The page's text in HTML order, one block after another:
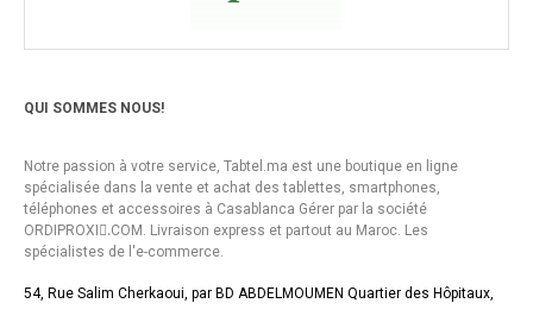
QUI SOMMES NOUS!
Notre passion à votre service, Tabtel.ma est une boutique en ligne
spécialisée dans la vente et achat des tablettes, smartphones,
téléphones et accessoires à Casablanca Gérer par la société
ORDIPROXI.ِCOM. Livraison express et partout au Maroc. Les
spécialistes de l'e-commerce.
54, Rue Salim Cherkaoui, par BD ABDELMOUMEN Quartier des Hôpitaux,